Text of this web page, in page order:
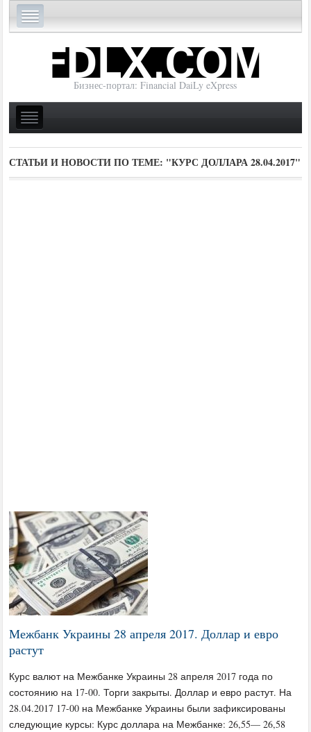
Бизнес-портал: Financial DaiLy eXpress
СТАТЬИ И НОВОСТИ ПО ТЕМЕ: "КУРС ДОЛЛАРА 28.04.2017"
Межбанк Украины 28 апреля 2017. Доллар и евро
растут
Курс валют на Межбанке Украины 28 апреля 2017 года по
состоянию на 17-00. Торги закрыты. Доллар и евро растут. На
28.04.2017 17-00 на Межбанке Украины были зафиксированы
следующие курсы: Курс доллара на Межбанке: 26,55— 26,58